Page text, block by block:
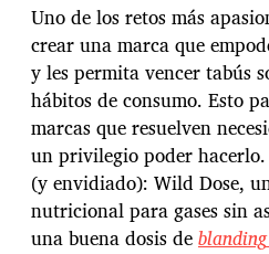
Uno de los retos más
crear una marca que
y les permita vencer tabús
hábitos de consumo. Esto
marcas que resuelven
un privilegio poder
(y envidiado): Wild Dose,
nutricional para gases sin
una buena dosis deblanding